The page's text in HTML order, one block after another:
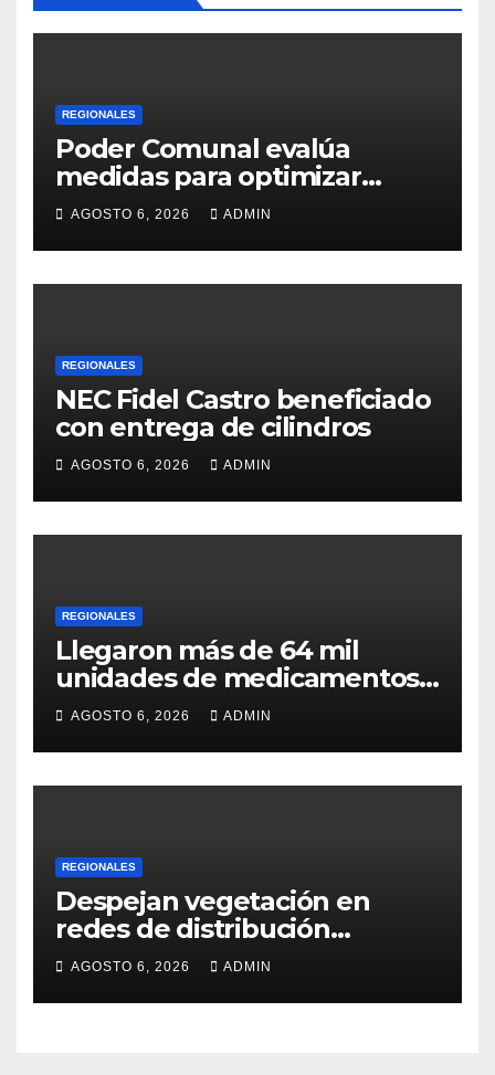
REGIONALES
Poder Comunal evalúa
medidas para optimizar
servicio de agua
AGOSTO 6, 2026 ADMIN
REGIONALES
NEC Fidel Castro beneficiado
con entrega de cilindros
AGOSTO 6, 2026 ADMIN
REGIONALES
Llegaron más de 64 mil
unidades de medicamentos
e insumos
AGOSTO 6, 2026 ADMIN
REGIONALES
Despejan vegetación en
redes de distribución
eléctrica
AGOSTO 6, 2026 ADMIN